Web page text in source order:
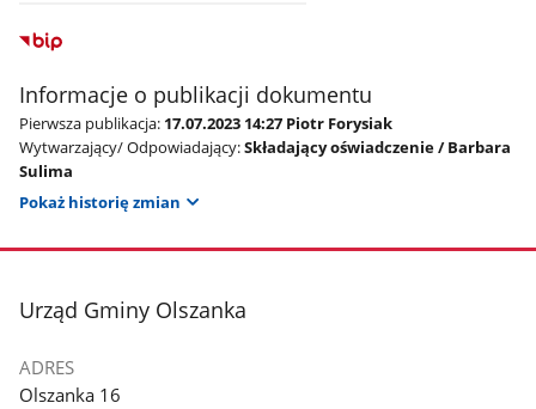
Informacje o publikacji dokumentu
Pierwsza publikacja: 17.07.2023 14:27 Piotr Forysiak
Wytwarzający/ Odpowiadający:Składający oświadczenie / Barbara
Sulima
Pokaż historię zmian
stopka
Urząd Gminy Olszanka
ADRES
Olszanka 16